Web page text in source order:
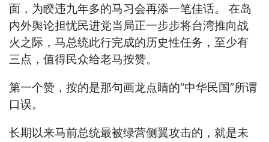
面，为睽违九年多的马习会再添一笔佳话。 在岛
内外舆论担忧民进党当局正一步步将台湾推向战
火之际，马总统此行完成的历史性任务，至少有
三点，值得民众给老马按赞。
第一个赞，按的是那句画龙点睛的“中华民国”所谓
口误。
长期以来马前总统最被绿营侧翼攻击的，就是未